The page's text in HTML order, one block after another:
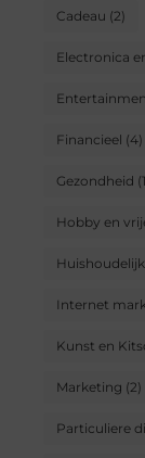
Cadeau (2)
Electronica
Financieel (4)
Gezondheid
Hobby en
Huishoudelijk
Internet
Kunst en
Marketing (2)
Particuliere